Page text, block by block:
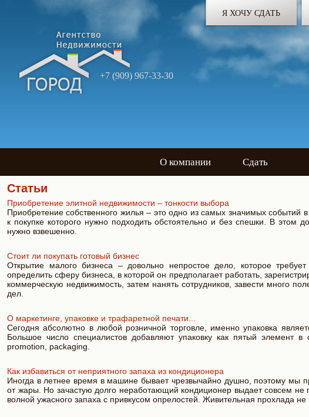
Я ХОЧУ СДАТЬ
+7 (909) 967-33-30
О компании Сдать
Статьи
Приобретение элитной недвижимости – тонкости выбора
Приобретение собственного жилья – это одно из самых значимых событий
к покупке которого нужно подходить обстоятельно и без спешки. В
нужно взвешенно.
Стоит ли покупать готовый бизнес
Открытие малого бизнеса – довольно непростое дело, которое
определить сферу бизнеса, в которой он предполагает работать,
коммерческую недвижимость, затем нанять сотрудников, завести много
дел.
О маркетинге, упаковке и трафаретной печати...
Сегодня абсолютно в любой розничной торговле, именно упаковка
Большое число специалистов добавляют упаковку как пятый элемент
promotion, packaging.
Как избавиться от неприятного запаха из кондиционера
Иногда в летнее время в машине бывает чрезвычайно душно, поэтому мы
от жары. Но зачастую долго неработающий кондиционер выдает совсем не
волной ужасного запаха с привкусом опрелостей. Живительная прохлада